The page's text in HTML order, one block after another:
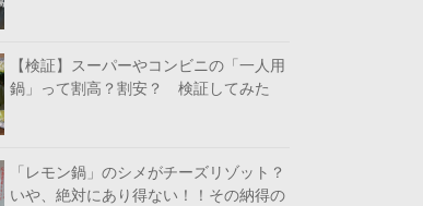
【検証】スーパーやコンビニの「一人用
鍋」って割高？割安？ 検証してみた
「レモン鍋」のシメがチーズリゾット？
いや、絶対にあり得ない！！その納得の